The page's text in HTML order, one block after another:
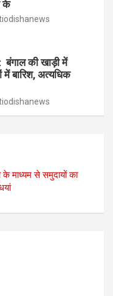
के
बंगाल की खाड़ी में
बारिश, अत्यधिक
के माध्यम से समुदायों का